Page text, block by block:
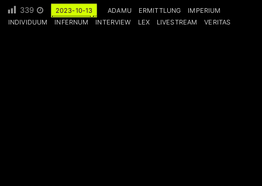
339 2023-10-13 ADAMU ERMITTLUNG
IMPERIUM
INDIVIDUUM
INFERNUM INTERVIEW LEX LIVESTREAM VERITAS